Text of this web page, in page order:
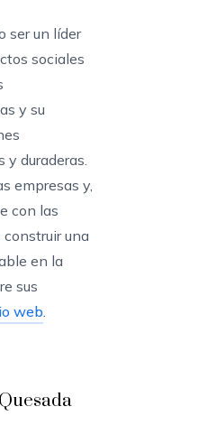
ser un líder
sociales
y su
y duraderas.
empresas y,
con las
construir una
en la
sus
web.